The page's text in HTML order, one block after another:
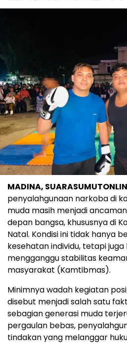
MADINA,
penyalahgunaan narkoba di
muda masih menjadi
depan bangsa, khususnya di
Natal. Kondisi ini tidak hanya
kesehatan individu, tetapi
mengganggu stabilitas
masyarakat (Kamtibmas).
Minimnya wadah kegiatan
disebut menjadi salah satu
sebagian generasi muda
pergaulan bebas,
tindakan yang melanggar